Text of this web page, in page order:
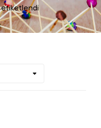
etiketlendi